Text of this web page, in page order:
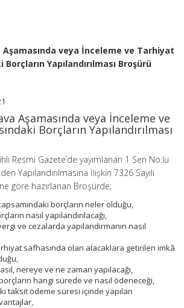
Aşamasında veya İnceleme ve Tarhiyat
Borçların Yapılandırılması Broşürü
Aşamasında veya İnceleme ve
Borçların Yapılandırılması
Resmi Gazete’de yayımlanan 1 Seri No.lu
Yapılandırılmasına İlişkin 7326 Sayılı
göre hazırlanan Broşürde;
borçların neler olduğu,
nasıl yapılandırılacağı,
ve cezalarda yapılandırmanın nasıl
safhasında olan alacaklara getirilen imkâ
nereye ve ne zaman yapılacağı,
borçların hangi sürede ve nasıl ödeneceği,
taksit ödeme süresi içinde yapılan